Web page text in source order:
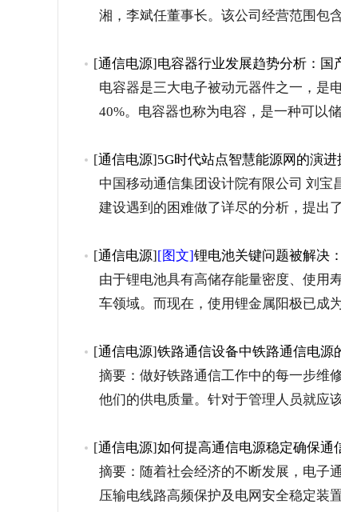
湘，李斌任董事长。该公司经营范围
[通信电源]电容器行业发展趋势分析：国
电容器是三大电子被动元器件之一，是
40%。电容器也称为电容，是一种可
[通信电源]5G时代站点智慧能源网的演进
中国移动通信集团设计院有限公司 刘
建设遇到的困难做了详尽的分析，提
[通信电源][图文]锂电池关键问题被解决
由于锂电池具有高储存能量密度、使用
车领域。而现在，使用锂金属阳极已
[通信电源]铁路通信设备中铁路通信电源
摘要：做好铁路通信工作中的每一步维
他们的供电质量。针对于管理人员就
[通信电源]如何提高通信电源稳定确保通
摘要：随着社会经济的不断发展，电子
压输电线路高频保护及电网安全稳定